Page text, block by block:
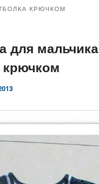
КРЮЧКОМ
для мальчика
крючком